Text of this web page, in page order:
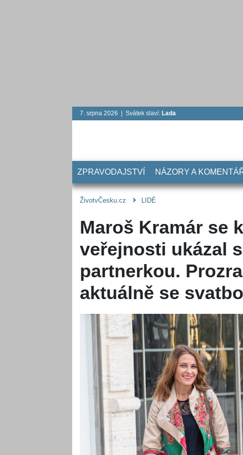
7. srpna 2026 | Svátek slaví: Lada
ZPRAVODAJSTVÍ NÁZORY A
ŽivotvČesku.cz LIDÉ
Maroš Kramár se
veřejnosti ukázal
partnerkou.
aktuálně se